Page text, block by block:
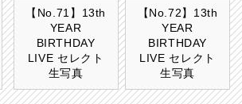
【No.71】13th
YEAR
BIRTHDAY
LIVE セレクト
生写真
【No.72】13th
YEAR
BIRTHDAY
LIVE セレクト
生写真